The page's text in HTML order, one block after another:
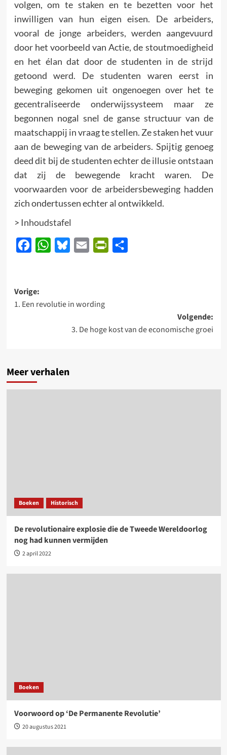
volgen, om te staken en te bezetten voor het
inwilligen van hun eigen eisen. De arbeiders,
vooral de jonge arbeiders, werden aangevuurd
door het voorbeeld van Actie, de stoutmoedigheid
en het élan dat door de studenten in de strijd
getoond werd. De studenten waren eerst in
beweging gekomen uit onge­noegen over het te
gecentraliseerde onderwijssysteem maar ze
begonnen nogal snel de ganse structuur van de
maatschappij in vraag te stellen. Ze staken het vuur
aan de beweging van de arbeiders. Spijtig genoeg
deed dit bij de studenten echter de illusie ontstaan
dat zij de bewegende kracht waren. De
voorwaarden voor de arbeidersbeweging hadden
zich ondertussen echter al ontwikkeld.
> Inhoudstafel
FacebookWhatsApp
BlueskyEmail PrintFriendly
Bericht
navigatie
Vorige:
1. Een revolutie in wording
Volgende:
3. De hoge kost van de economische groei
Meer verhalen
Boeken Historisch
De revolutionaire explosie die de Tweede Wereldoorlog
nog had kunnen vermijden
2 april 2022
Boeken
Voorwoord op ‘De Permanente Revolutie’
20 augustus 2021